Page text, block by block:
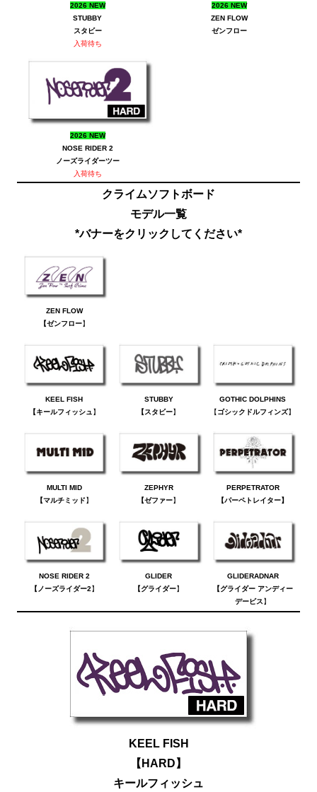
2026 NEW
STUBBY
スタビー
入荷待ち
2026 NEW
ZEN FLOW
ゼンフロー
2026 NEW
NOSE RIDER 2
ノーズライダーツー
入荷待ち
クライムソフトボード
モデル一覧
*バナーをクリックしてください*
ZEN FLOW
【ゼンフロー】
KEEL FISH
【キールフィッシュ】
STUBBY
【スタビー】
GOTHIC DOLPHINS
【ゴシックドルフィンズ】
MULTI MID
【マルチミッド】
ZEPHYR
【ゼファー】
PERPETRATOR
【パーペトレイター】
NOSE RIDER 2
【ノーズライダー2】
GLIDER
【グライダー】
GLIDERADNAR
【グライダー アンディー
デービス】
KEEL FISH
【HARD】
キールフィッシュ